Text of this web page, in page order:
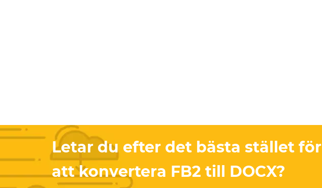
Letar du efter det bästa stället för
att konvertera FB2 till DOCX?